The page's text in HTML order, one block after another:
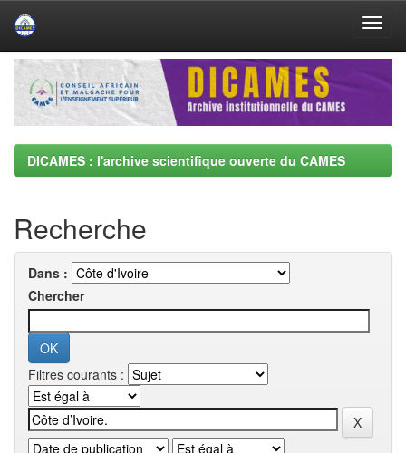
Skip
navigation
DICAMES : l'archive scientifique ouverte du CAMES
Recherche
Dans :
Chercher
Filtres courants :